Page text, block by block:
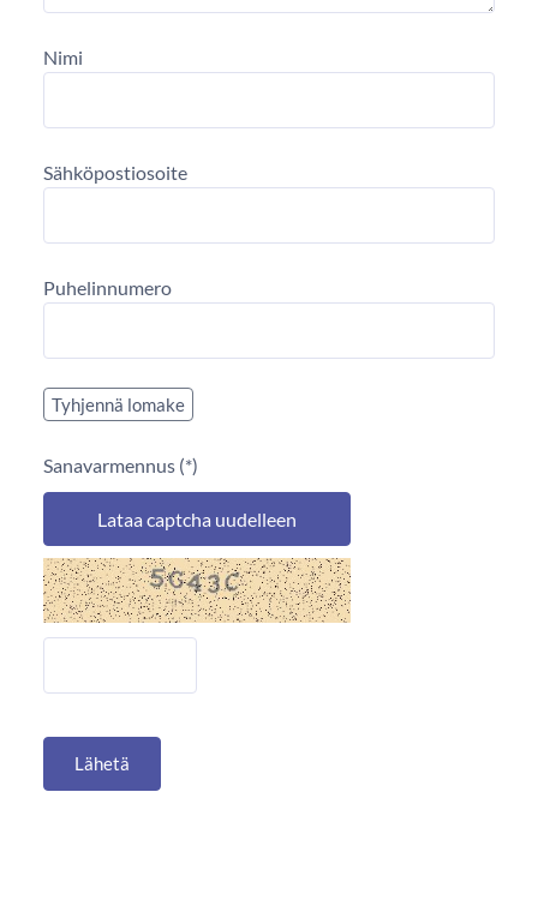
Nimi
Sähköpostiosoite
Puhelinnumero
Sanavarmennus
Lataa captcha uudelleen
Lähetä